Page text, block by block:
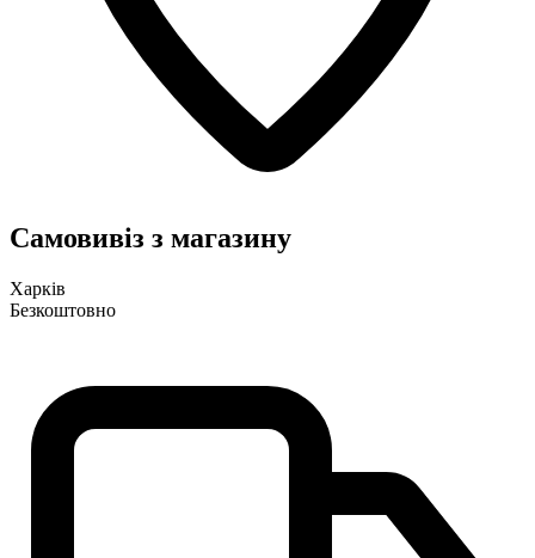
Самовивіз з магазину
Харків
Безкоштовно